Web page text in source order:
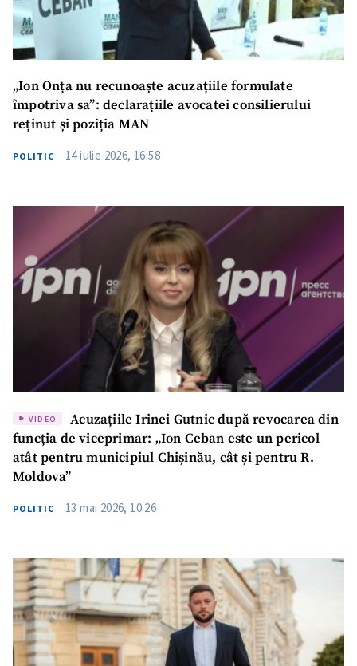
„Ion Onța nu recunoaște acuzațiile formulate
împotriva sa”: declarațiile avocatei consilierului
reținut și poziția MAN
POLITIC 14 iulie 2026, 16:58
VIDEO
Acuzațiile Irinei Gutnic după revocarea din
funcția de viceprimar: „Ion Ceban este un pericol
atât pentru municipiul Chișinău, cât și pentru R.
Moldova”
POLITIC 13 mai 2026, 10:26